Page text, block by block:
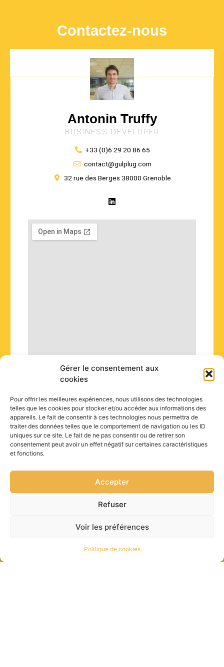
Gérer le consentement aux
cookies
Pour offrir les meilleures expériences, nous utilisons des technologies
telles que les cookies pour stocker et/ou accéder aux informations des
appareils. Le fait de consentir à ces technologies nous permettra de
traiter des données telles que le comportement de navigation ou les ID
uniques sur ce site. Le fait de ne pas consentir ou de retirer son
consentement peut avoir un effet négatif sur certaines caractéristiques
et fonctions.
Accepter
Refuser
Voir les préférences
Politique de cookies
Contactez-nous
Antonin Truffy
BUSINESS DEVELOPER
+33 (0)6 29 20 86 65
contact@gulplug.com
32 rue des Berges 38000 Grenoble
L
i
k